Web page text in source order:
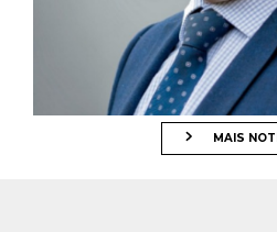
CASO DE RECUPERAÇÃO DO
ANALISADO PELA COMISSÃO
MAIS